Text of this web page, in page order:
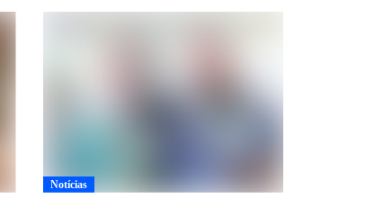
Notícias